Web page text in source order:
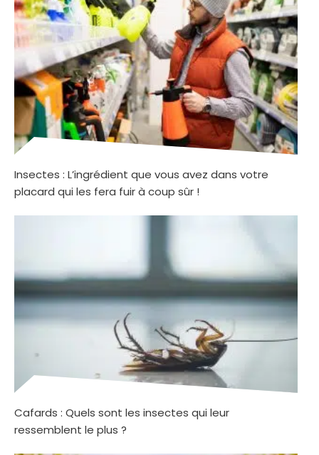
Insectes : L’ingrédient que vous avez dans votre
placard qui les fera fuir à coup sûr !
Cafards : Quels sont les insectes qui leur
ressemblent le plus ?